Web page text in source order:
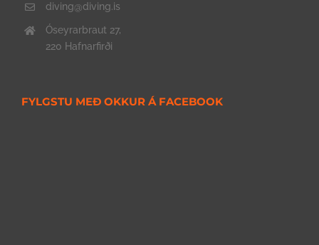
diving@diving.is
Óseyrarbraut 27,
220 Hafnarfirði
FYLGSTU MEÐ OKKUR Á FACEBOOK